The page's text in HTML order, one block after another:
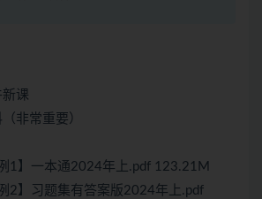
课
非常重要）
1】一本通2024年上.pdf 123.21M
2】习题集有答案版2024年上.pdf